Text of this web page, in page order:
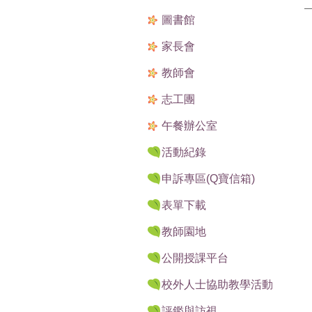
圖書館
家長會
教師會
志工團
午餐辦公室
活動紀錄
申訴專區(Q寶信箱)
表單下載
教師園地
公開授課平台
校外人士協助教學活動